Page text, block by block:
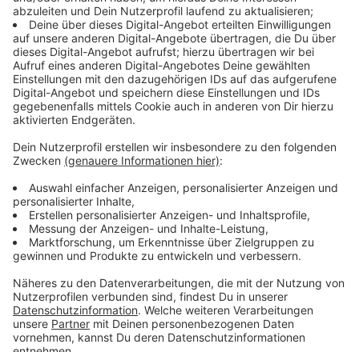
Und so bereitet ihr das Essen zu
Anzeige
Den Fisch entschuppen und filetieren. Die Gräten
herausziehen und die Haut abziehen.
Den Fisch in vier Stücke teilen, mit Salz und
Pfeffer würzen und von beiden Seiten kurz
anbraten.
Für die Gratiniermasse die Paprika schälen und in
kleine Würfel schneiden. Die Tomaten vierteln,
entkernen und die Haut abziehen. Danach
ebenfalls würfeln.
Die Zucchini und die Oliven in Würfel schneiden.
Die Paprika- und Zucchiniwürfel in Olivenöl
anschwitzen und leicht mit Salz und Pfeffer